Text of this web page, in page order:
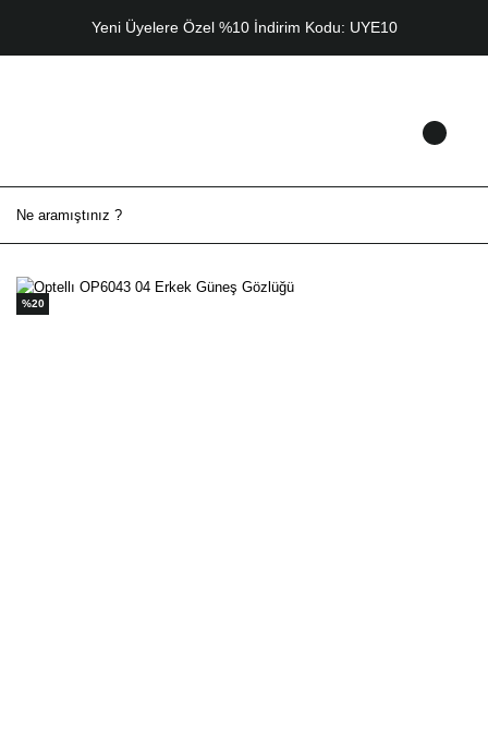
Yeni Üyelere Özel %10 İndirim Kodu: UYE10
%20